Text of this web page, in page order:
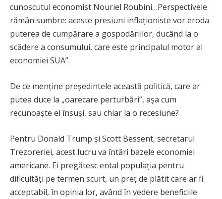
cunoscutul economist Nouriel Roubini…Perspectivele
rămân sumbre: aceste presiuni inflaționiste vor eroda
puterea de cumpărare a gospodăriilor, ducând la o
scădere a consumului, care este principalul motor al
economiei SUA”.
De ce menține președintele această politică, care ar
putea duce la „oarecare perturbări”, așa cum
recunoaște el însuși, sau chiar la o recesiune?
Pentru Donald Trump și Scott Bessent, secretarul
Trezoreriei, acest lucru va întări bazele economiei
americane. Ei pregătesc ental populația pentru
dificultăți pe termen scurt, un preț de plătit care ar fi
acceptabil, în opinia lor, având în vedere beneficiile